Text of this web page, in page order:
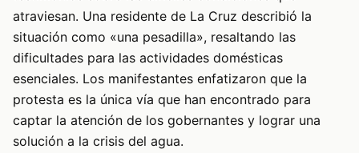
atraviesan. Una residente de La Cruz describió la
situación como «una pesadilla», resaltando las
dificultades para las actividades domésticas
esenciales. Los manifestantes enfatizaron que la
protesta es la única vía que han encontrado para
captar la atención de los gobernantes y lograr una
solución a la crisis del agua.